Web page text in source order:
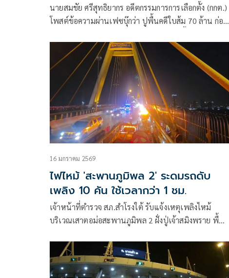
นายสมชัย ศรีสุทธิยากร อดีตกรรมการการเลือกตั้ง (กกต.)
โพสต์ข้อความผ่านเฟซบุ๊กว่า ปูพื้นคดีใบส้ม 70 ล้าน ก่อน
16 มกราคม 2569
ไฟไหม้ 'สะพานภูมิพล 2' ระดมรถดับ
เพลิง 10 คัน ใช้เวลากว่า 1 ชม.
เจ้าหน้าที่ตำรวจ สภ.สำโรงใต้ รับแจ้งเหตุเพลิงไหม้
บริเวณเสาตอม่อสะพานภูมิพล 2 ฝั่งปู่เจ้าสมิงพราย พื้นที่
สมุทรปราการ